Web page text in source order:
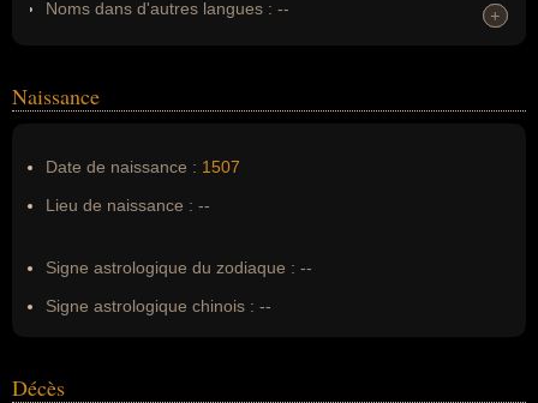
Noms dans d'autres langues : --
Nom de famille :Boleyn
+
+
Naissance
Date de naissance : 1507
Lieu de naissance : --
Signe astrologique du zodiaque : --
Signe astrologique chinois : --
Décès